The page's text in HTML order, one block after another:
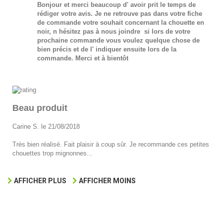
Bonjour et merci beaucoup d' avoir prit le temps de
rédiger votre avis. Je ne retrouve pas dans votre fiche
de commande votre souhait concernant la chouette en
noir, n hésitez pas à nous joindre si lors de votre
prochaine commande vous voulez quelque chose de
bien précis et de l' indiquer ensuite lors de la
commande. Merci et à bientôt
Beau produit
Carine S. le 21/08/2018
Très bien réalisé. Fait plaisir à coup sûr. Je recommande ces petites
chouettes trop mignonnes...
AFFICHER PLUS AFFICHER MOINS